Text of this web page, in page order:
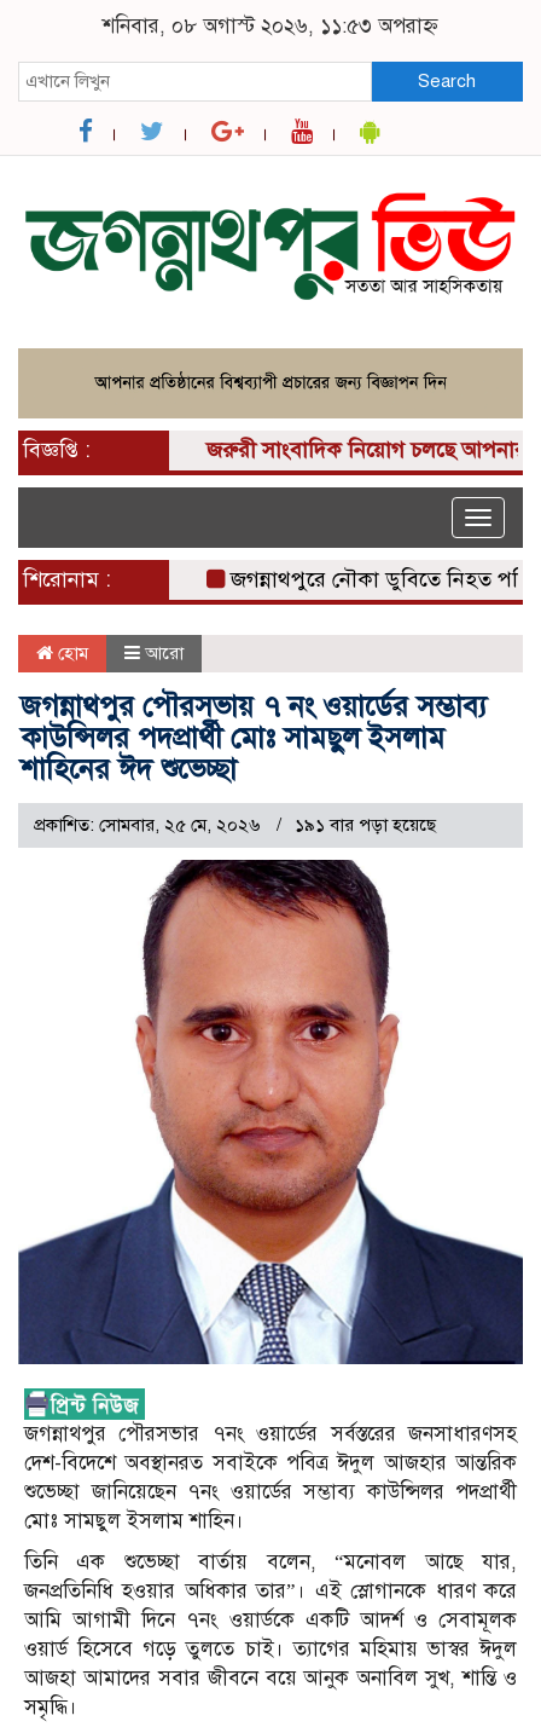
শনিবার, ০৮ অগাস্ট ২০২৬, ১১:৫৩ অপরাহ্ন
Search
বিজ্ঞপ্তি : জরুরী সাংবাদিক নিয়োগ চলছে আপনার কাছে
Toggle
শিরোনাম : জগন্নাথপুরে নৌকা ডুবিতে নিহত
হোম আরো
জগন্নাথপুর পৌরসভায় ৭ নং ওয়ার্ডের সম্ভাব্য
কাউন্সিলর পদপ্রার্থী মোঃ সামছুল ইসলাম
শাহিনের ঈদ শুভেচ্ছা
প্রকাশিত: সোমবার, ২৫ মে, ২০২৬ ১৯১ বার পড়া হয়েছে
জগন্নাথপুর পৌরসভার ৭নং ওয়ার্ডের সর্বস্তরের জনসাধারণসহ
দেশ-বিদেশে অবস্থানরত সবাইকে পবিত্র ঈদুল আজহার আন্তরিক
শুভেচ্ছা জানিয়েছেন ৭নং ওয়ার্ডের সম্ভাব্য কাউন্সিলর পদপ্রার্থী
মোঃ সামছুল ইসলাম শাহিন।
তিনি এক শুভেচ্ছা বার্তায় বলেন, “মনোবল আছে যার,
জনপ্রতিনিধি হওয়ার অধিকার তার”। এই স্লোগানকে ধারণ করে
আমি আগামী দিনে ৭নং ওয়ার্ডকে একটি আদর্শ ও সেবামূলক
ওয়ার্ড হিসেবে গড়ে তুলতে চাই। ত্যাগের মহিমায় ভাস্বর ঈদুল
আজহা আমাদের সবার জীবনে বয়ে আনুক অনাবিল সুখ, শান্তি ও
সমৃদ্ধি।